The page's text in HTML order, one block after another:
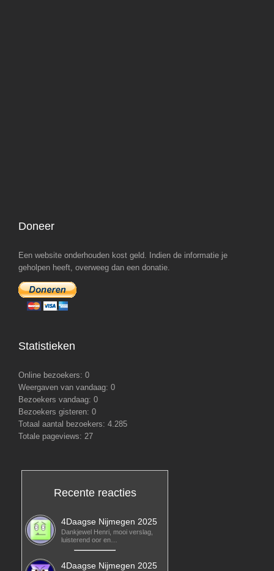
Doneer
Een website onderhouden kost geld. Indien de informatie je
geholpen heeft, overweeg dan een donatie.
Statistieken
Online bezoekers: 0
Weergaven van vandaag: 0
Bezoekers vandaag: 0
Bezoekers gisteren: 0
Totaal aantal bezoekers: 4.285
Totale pageviews: 27
Recente reacties
4Daagse Nijmegen 2025
Dankjewel Henri, mooi verslag,
luisterend oor en…
4Daagse Nijmegen 2025